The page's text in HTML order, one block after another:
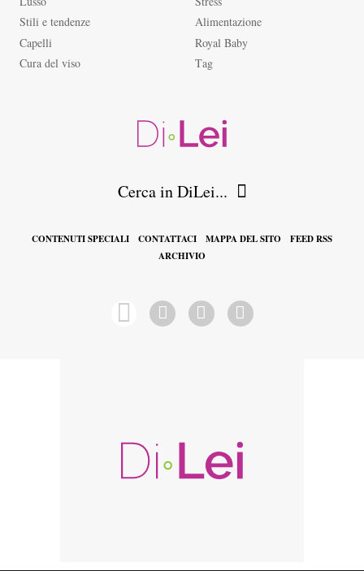
Stili e tendenze
Capelli
Cura del viso
Alimentazione
Royal Baby
Tag
Cerca in DiLei...
CONTENUTI SPECIALI CONTATTACI MAPPA DEL SITO
FEED RSS
ARCHIVIO